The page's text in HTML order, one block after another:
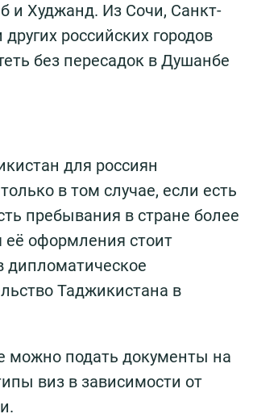
и Худжанд. Из Сочи, Санкт-
других российских городов
без пересадок в Душанбе
для россиян
в том случае, если есть
пребывания в стране более
её оформления стоит
дипломатическое
Таджикистана в
можно подать документы на
виз в зависимости от